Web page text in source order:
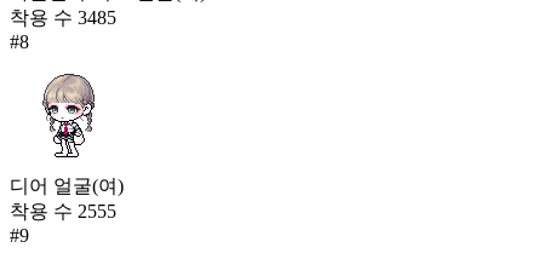
착용 수 3485
#8
디어 얼굴(여)
착용 수 2555
#9